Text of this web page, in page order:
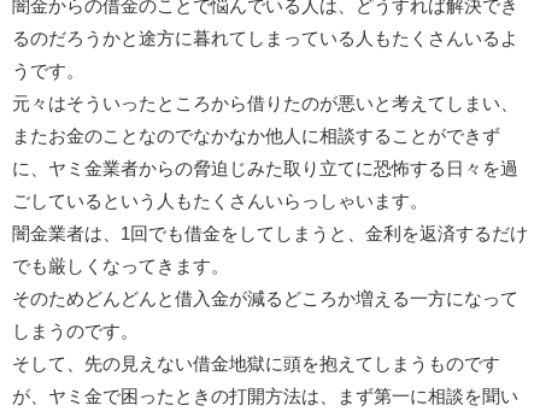
闇金からの借金のことで悩んでいる人は、どうすれば解決でき
るのだろうかと途方に暮れてしまっている人もたくさんいるよ
うです。
元々はそういったところから借りたのが悪いと考えてしまい、
またお金のことなのでなかなか他人に相談することができず
に、ヤミ金業者からの脅迫じみた取り立てに恐怖する日々を過
ごしているという人もたくさんいらっしゃいます。
闇金業者は、1回でも借金をしてしまうと、金利を返済するだけ
でも厳しくなってきます。
そのためどんどんと借入金が減るどころか増える一方になって
しまうのです。
そして、先の見えない借金地獄に頭を抱えてしまうものです
が、ヤミ金で困ったときの打開方法は、まず第一に相談を聞い